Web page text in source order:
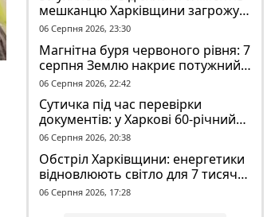
мешканцю Харківщини загрожує
до 2 років обмеження волі
06 Серпня 2026, 23:30
Магнітна буря червоного рівня: 7
серпня Землю накриє потужний
геомагнітний шторм
06 Серпня 2026, 22:42
Сутичка під час перевірки
документів: у Харкові 60-річний
чоловік постраждав у конфлікті з
ТЦК
06 Серпня 2026, 20:38
Обстріл Харківщини: енергетики
відновлюють світло для 7 тисяч
споживачів
06 Серпня 2026, 17:28